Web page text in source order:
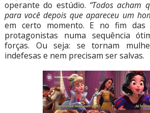
operante do estúdio. “Todos acham
para você depois que apareceu um
em certo momento. E no fim das
protagonistas numa sequência
forças. Ou seja: se tornam
indefesas e nem precisam ser salvas.